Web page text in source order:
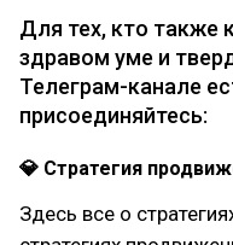
Для тех, кто также
здравом уме и
Телеграм-канале
присоединяйтесь:
💎 Стратегия
Здесь все о